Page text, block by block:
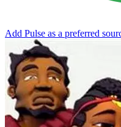
Add Pulse as a preferred